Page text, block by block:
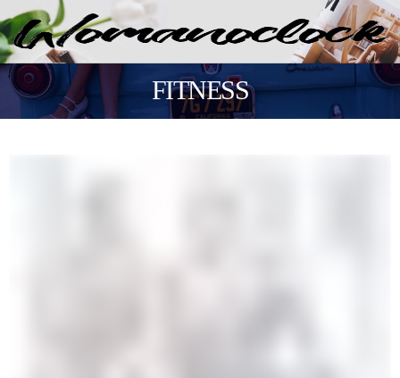
FITNESS